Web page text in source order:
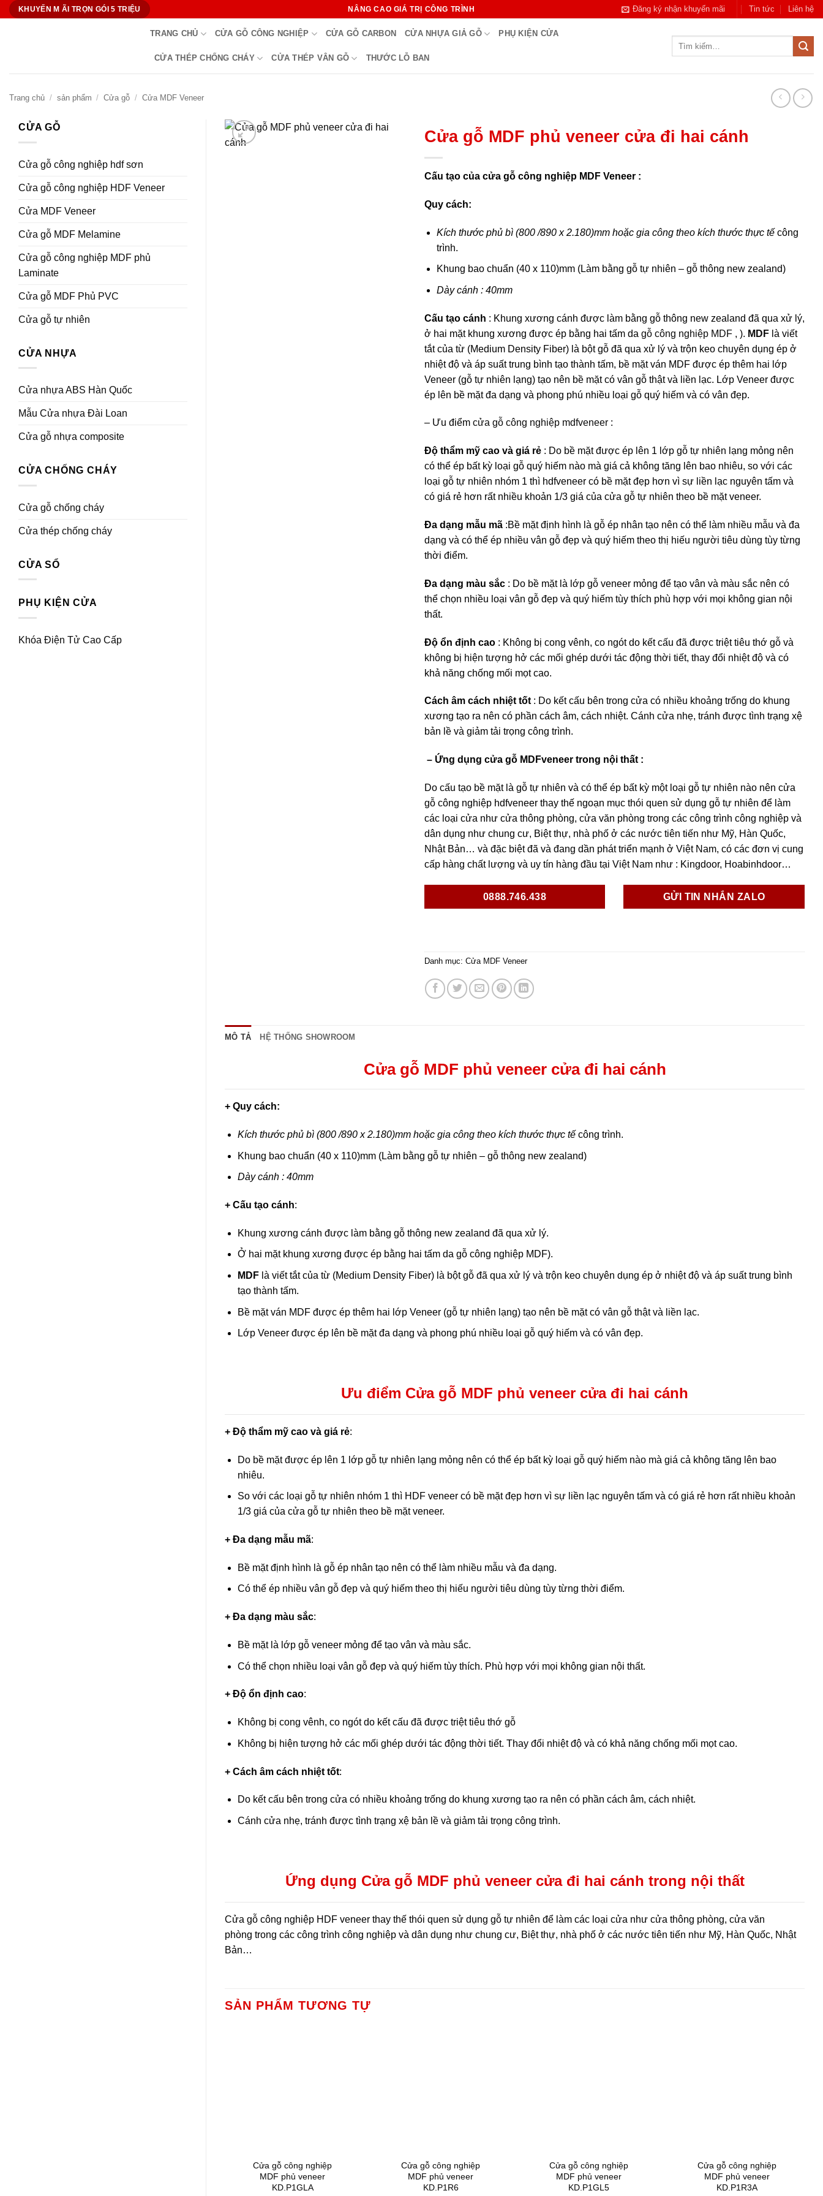
Bỏ
KHUYẾN M ÃI TRỌN GÓI 5 TRIỆU NÂNG CAO GIÁ TRỊ CÔNG TRÌNH Đăng ký nhận khuyến mãi Tin tức Liên hệ
TRANG CHỦ CỬA GỖ CÔNG NGHIỆP CỬA GỖ CARBON CỬA NHỰA GIẢ GỖ PHỤ KIỆN CỬA
CỬA THÉP CHỐNG CHÁY CỬA THÉP VÂN GỖ THƯỚC LỖ BAN
Trang chủ / sản phẩm / Cửa gỗ / Cửa MDF Veneer
CỬA GỖ
Cửa gỗ công nghiệp hdf sơn
Cửa gỗ công nghiệp HDF Veneer
Cửa MDF Veneer
Cửa gỗ MDF Melamine
Cửa gỗ công nghiệp MDF phủ
Laminate
Cửa gỗ MDF Phủ PVC
Cửa gỗ tự nhiên
CỬA NHỰA
Cửa nhựa ABS Hàn Quốc
Mẫu Cửa nhựa Đài Loan
Cửa gỗ nhựa composite
CỬA CHỐNG CHÁY
Cửa gỗ chống cháy
Cửa thép chống cháy
CỬA SỔ
PHỤ KIỆN CỬA
Khóa Điện Tử Cao Cấp
Cửa gỗ MDF phủ veneer cửa đi hai cánh
Cấu tạo của cửa gỗ công nghiệp MDF Veneer :
Quy cách:
Kích thước phủ bì (800 /890 x 2.180)mm hoặc gia công theo kích thước thực tếcông
trình.
Khung bao chuẩn (40 x 110)mm (Làm bằng gỗ tự nhiên – gỗ thông new zealand)
Dày cánh : 40mm
Cấu tạo cánh : Khung xương cánh được làm bằng gỗ thông new zealand đã qua xử lý,
ở hai mặt khung xương được ép bằng hai tấm da gỗ công nghiệp MDF, ). MDFlà viết
tắt của từ (Medium Density Fiber) là bột gỗ đã qua xử lý và trộn keo chuyên dụng ép ở
nhiệt độ và áp suất trung bình tạo thành tấm, bề mặt ván MDF được ép thêm hai lớp
Veneer (gỗ tự nhiên lạng) tạo nên bề mặt có vân gỗ thật và liền lạc. Lớp Veneer được
ép lên bề mặt đa dạng và phong phú nhiều loại gỗ quý hiếm và có vân đẹp.
– Ưu điểm cửa gỗ công nghiệp mdfveneer:
Độ thẩm mỹ cao và giá rẻ: Do bề mặt được ép lên 1 lớp gỗ tự nhiên lạng mỏng nên
có thể ép bất kỳ loại gỗ quý hiếm nào mà giá cả không tăng lên bao nhiêu, so với các
loại gỗ tự nhiên nhóm 1 thì hdfveneer có bề mặt đẹp hơn vì sự liền lạc nguyên tấm và
có giá rẻ hơn rất nhiều khoản 1/3 giá của cửa gỗ tự nhiên theo bề mặt veneer.
Đa dạng mẫu mã:Bề mặt định hình là gỗ ép nhân tạo nên có thể làm nhiều mẫu và đa
dạng và có thể ép nhiều vân gỗ đẹp và quý hiếm theo thị hiếu người tiêu dùng tùy từng
thời điểm.
Đa dạng màu sắc: Do bề mặt là lớp gỗ veneer mỏng để tạo vân và màu sắc nên có
thể chọn nhiều loại vân gỗ đẹp và quý hiếm tùy thích phù hợp với mọi không gian nội
thất.
Độ ổn định cao: Không bị cong vênh, co ngót do kết cấu đã được triệt tiêu thớ gỗ và
không bị hiện tượng hở các mối ghép dưới tác động thời tiết, thay đổi nhiệt độ và có
khả năng chống mối mọt cao.
Cách âm cách nhiệt tốt: Do kết cấu bên trong cửa có nhiều khoảng trống do khung
xương tạo ra nên có phần cách âm, cách nhiệt. Cánh cửa nhẹ, tránh được tình trạng xệ
bản lề và giảm tải trọng công trình.
– Ứng dụng cửa gỗ MDFveneer trong nội thất :
Do cấu tạo bề mặt là gỗ tự nhiên và có thể ép bất kỳ một loại gỗ tự nhiên nào nên cửa
gỗ công nghiệp hdfveneer thay thế ngoạn mục thói quen sử dụng gỗ tự nhiên để làm
các loại cửa như cửa thông phòng, cửa văn phòng trong các công trình công nghiệp và
dân dụng như chung cư, Biệt thự, nhà phố ở các nước tiên tiến như Mỹ, Hàn Quốc,
Nhật Bản… và đặc biệt đã và đang dần phát triển mạnh ở Việt Nam, có các đơn vị cung
cấp hàng chất lượng và uy tín hàng đầu tại Việt Nam như : Kingdoor, Hoabinhdoor…
0888.746.438 GỬI TIN NHẮN ZALO
Danh mục: Cửa MDF Veneer
MÔ TẢ HỆ THỐNG SHOWROOM
Cửa gỗ MDF phủ veneer cửa đi hai cánh
+ Quy cách:
Kích thước phủ bì (800 /890 x 2.180)mm hoặc gia công theo kích thước thực tế công trình.
Khung bao chuẩn (40 x 110)mm (Làm bằng gỗ tự nhiên – gỗ thông new zealand)
Dày cánh : 40mm
+ Cấu tạo cánh:
Khung xương cánh được làm bằng gỗ thông new zealand đã qua xử lý.
Ở hai mặt khung xương được ép bằng hai tấm da gỗ công nghiệp MDF).
MDFlà viết tắt của từ (Medium Density Fiber) là bột gỗ đã qua xử lý và trộn keo chuyên dụng ép ở nhiệt độ và áp suất trung bình
tạo thành tấm.
Bề mặt ván MDF được ép thêm hai lớp Veneer (gỗ tự nhiên lạng) tạo nên bề mặt có vân gỗ thật và liền lạc.
Lớp Veneer được ép lên bề mặt đa dạng và phong phú nhiều loại gỗ quý hiếm và có vân đẹp.
Ưu điểm Cửa gỗ MDF phủ veneer cửa đi hai cánh
+ Độ thẩm mỹ cao và giá rẻ:
Do bề mặt được ép lên 1 lớp gỗ tự nhiên lạng mỏng nên có thể ép bất kỳ loại gỗ quý hiếm nào mà giá cả không tăng lên bao
nhiêu.
So với các loại gỗ tự nhiên nhóm 1 thì HDF veneer có bề mặt đẹp hơn vì sự liền lạc nguyên tấm và có giá rẻ hơn rất nhiều khoản
1/3 giá của cửa gỗ tự nhiên theo bề mặt veneer.
+ Đa dạng mẫu mã:
Bề mặt định hình là gỗ ép nhân tạo nên có thể làm nhiều mẫu và đa dạng.
Có thể ép nhiều vân gỗ đẹp và quý hiếm theo thị hiếu người tiêu dùng tùy từng thời điểm.
+ Đa dạng màu sắc:
Bề mặt là lớp gỗ veneer mỏng để tạo vân và màu sắc.
Có thể chọn nhiều loại vân gỗ đẹp và quý hiếm tùy thích. Phù hợp với mọi không gian nội thất.
+ Độ ổn định cao:
Không bị cong vênh, co ngót do kết cấu đã được triệt tiêu thớ gỗ
Không bị hiện tượng hở các mối ghép dưới tác động thời tiết. Thay đổi nhiệt độ và có khả năng chống mối mọt cao.
+ Cách âm cách nhiệt tốt:
Do kết cấu bên trong cửa có nhiều khoảng trống do khung xương tạo ra nên có phần cách âm, cách nhiệt.
Cánh cửa nhẹ, tránh được tình trạng xệ bản lề và giảm tải trọng công trình.
Ứng dụng Cửa gỗ MDF phủ veneer cửa đi hai cánh trong nội thất
Cửa gỗ công nghiệp HDF veneer thay thế thói quen sử dụng gỗ tự nhiên để làm các loại cửa như cửa thông phòng, cửa văn
phòng trong các công trình công nghiệp và dân dụng như chung cư, Biệt thự, nhà phố ở các nước tiên tiến như Mỹ, Hàn Quốc, Nhật
Bản…
SẢN PHẨM TƯƠNG TỰ
Cửa gỗ công nghiệp
MDF phủ veneer
KD.P1GLA
Cửa gỗ công nghiệp
MDF phủ veneer
KD.P1R6
Cửa gỗ công nghiệp
MDF phủ veneer
KD.P1GL5
Cửa gỗ công nghiệp
MDF phủ veneer
KD.P1R3A